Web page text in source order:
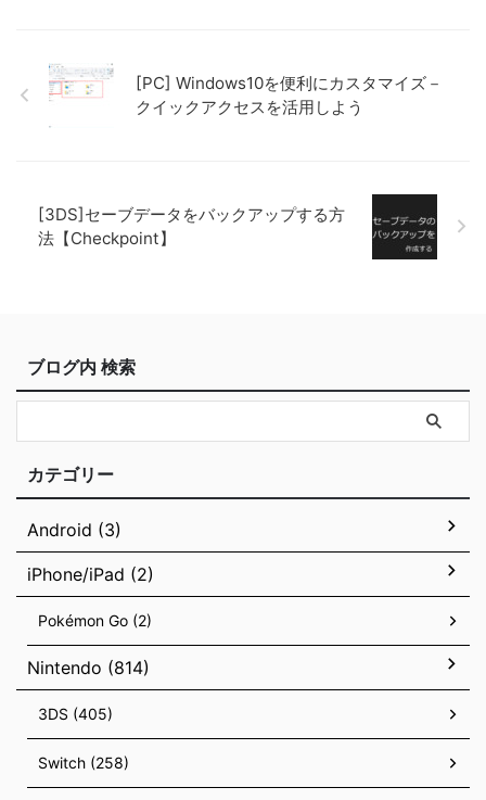
[PC] Windows10を便利にカスタマイズ－
クイックアクセスを活用しよう
[3DS]セーブデータをバックアップする方
法【Checkpoint】
ブログ内 検索
カテゴリー
Android (3)
iPhone/iPad (2)
Pokémon Go (2)
Nintendo (814)
3DS (405)
Switch (258)